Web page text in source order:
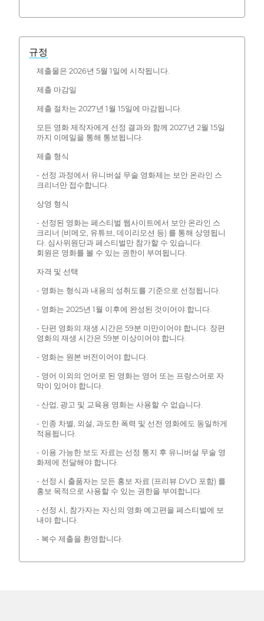
규정
제출물은 2026년 5월 1일에 시작됩니다.
제출 마감일
제출 절차는 2027년 1월 15일에 마감됩니다.
모든 영화 제작자에게 선정 결과와 함께 2027년 2월 15일
까지 이메일을 통해 통보됩니다.
제출 형식
- 선정 과정에서 유니버설 무술 영화제는 보안 온라인 스
크리너만 접수합니다.
상영 형식
- 선정된 영화는 페스티벌 웹사이트에서 보안 온라인 스
크리너 (비메오, 유튜브, 데이리모션 등) 를 통해 상영됩니
다. 심사위원단과 페스티벌만 참가할 수 있습니다.
회원은 영화를 볼 수 있는 권한이 부여됩니다.
자격 및 선택
- 영화는 형식과 내용의 성취도를 기준으로 선정됩니다.
- 영화는 2025년 1월 이후에 완성된 것이어야 합니다.
- 단편 영화의 재생 시간은 59분 미만이어야 합니다. 장편
영화의 재생 시간은 59분 이상이어야 합니다.
- 영화는 원본 버전이어야 합니다.
- 영어 이외의 언어로 된 영화는 영어 또는 프랑스어로 자
막이 있어야 합니다.
- 산업, 광고 및 교육용 영화는 사용할 수 없습니다.
- 인종 차별, 외설, 과도한 폭력 및 선전 영화에도 동일하게
적용됩니다.
- 이용 가능한 보도 자료는 선정 통지 후 유니버설 무술 영
화제에 전달해야 합니다.
- 선정 시 출품자는 모든 홍보 자료 (프리뷰 DVD 포함) 를
홍보 목적으로 사용할 수 있는 권한을 부여합니다.
- 선정 시, 참가자는 자신의 영화 예고편을 페스티벌에 보
내야 합니다.
- 복수 제출을 환영합니다.